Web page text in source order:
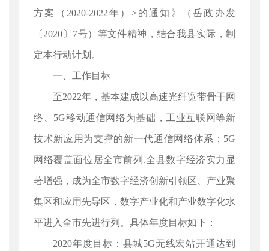
方案（2020-2022年）>的通知》（岳政办发
〔2020〕7号）等文件精神，结合我县实际，制
定本行动计划。
一、工作目标
至2022年，基本建成以高速光纤宽带骨干网
络、5G移动通信网络为基础，工业互联网等新
技术新应用为支撑的新一代通信网络体系；5G
网络覆盖面位居全市前列,全县数字经济实力显
著增强，成为全市数字经济创新引领区、产业聚
集区和应用先导区，数字产业化和产业数字化水
平进入全市先进行列。具体年度目标如下：
2020年度目标：县城5G无线宏站开通达到